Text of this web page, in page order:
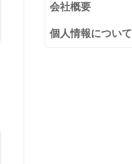
会社概要
個人情報について